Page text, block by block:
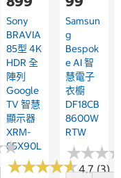
★
★
Sony
BRAVIA
85型 4K
HDR 全
陣列
Google
TV 智慧
顯示器
XRM-
85X90L
★★★★★
★★★★★4.7 (3)
Samsun
G
Bespok
E AI 智
慧電子
衣櫥
DF18CB
8600W
RTW
★★★
★★★